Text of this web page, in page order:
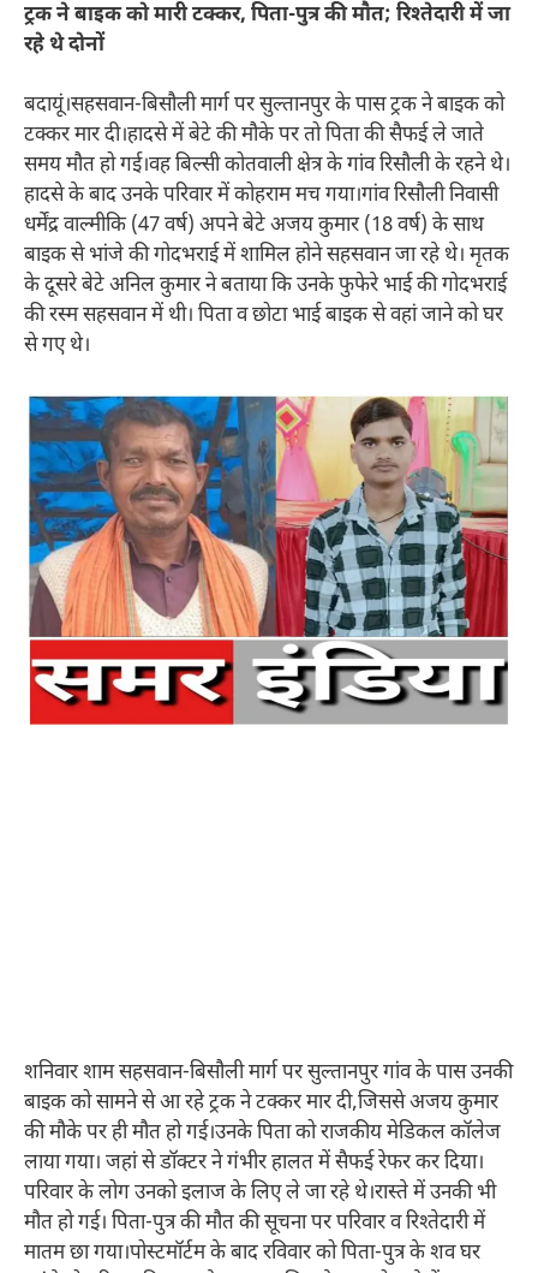
ट्रक ने बाइक को मारी टक्कर, पिता-पुत्र की मौत; रिश्तेदारी में जा
रहे थे दोनों
बदायूं।सहसवान-बिसौली मार्ग पर सुल्तानपुर के पास ट्रक ने बाइक को
टक्कर मार दी।हादसे में बेटे की मौके पर तो पिता की सैफई ले जाते
समय मौत हो गई।वह बिल्सी कोतवाली क्षेत्र के गांव रिसौली के रहने थे।
हादसे के बाद उनके परिवार में कोहराम मच गया।गांव रिसौली निवासी
धर्मेंद्र वाल्मीकि (47 वर्ष) अपने बेटे अजय कुमार (18 वर्ष) के साथ
बाइक से भांजे की गोदभराई में शामिल होने सहसवान जा रहे थे। मृतक
के दूसरे बेटे अनिल कुमार ने बताया कि उनके फुफेरे भाई की गोदभराई
की रस्म सहसवान में थी। पिता व छोटा भाई बाइक से वहां जाने को घर
से गए थे।
शनिवार शाम सहसवान-बिसौली मार्ग पर सुल्तानपुर गांव के पास उनकी
बाइक को सामने से आ रहे ट्रक ने टक्कर मार दी,जिससे अजय कुमार
की मौके पर ही मौत हो गई।उनके पिता को राजकीय मेडिकल कॉलेज
लाया गया। जहां से डॉक्टर ने गंभीर हालत में सैफई रेफर कर दिया।
परिवार के लोग उनको इलाज के लिए ले जा रहे थे।रास्ते में उनकी भी
मौत हो गई। पिता-पुत्र की मौत की सूचना पर परिवार व रिश्तेदारी में
मातम छा गया।पोस्टमॉर्टम के बाद रविवार को पिता-पुत्र के शव घर